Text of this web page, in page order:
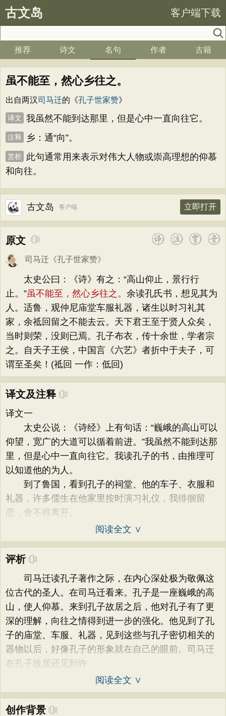
古文岛 客户端下载
推荐 诗文 名句 作者 古籍
虽不能至，然心乡往之。
出自两汉司马迁的《孔子世家赞》
译文 我虽然不能到达那里，但是心中一直向往它。
注释 乡：通“向”。
赏析
此句通常用来表示对伟大人物或崇高理想的仰慕
和向往。
古文岛 客户端 立即打开
原文
司马迁 《孔子世家赞》
太史公曰：《诗》有之：“高山仰止，景行行
止。”虽不能至，然心乡往之。 余读孔氏书，想见其为
人。适鲁，观仲尼庙堂车服礼器，诸生以时习礼其
家，余祗回留之不能去云。天下君王至于贤人众矣，
当时则荣，没则已焉。孔子布衣，传十余世，学者宗
之。自天子王侯，中国言《六艺》者折中于夫子，可
谓至圣矣！(祗回 一作：低回)
译文及注释
译文一
太史公说：《诗经》上有句话：“巍峨的高山可以
仰望，宽广的大道可以循着前进。”我虽然不能到达那
里，但是心中一直向往它。我读孔子的书，由推理可
以知道他的为人。
到了鲁国，看到孔子的祠堂、他的车子、衣服和
礼器，许多儒生在他家里按时演习礼仪，我徘徊留
恋，舍不得离开。
阅读全文 ∨
评析
司马迁读孔子著作之际，在内心深处极为敬佩这
位古代的圣人。在司马迁看来。孔子是一座巍峨的高
山，使人仰慕。来到孔子故居之后，他对孔子有了更
深的理解，向往之情得到进一步的强化。他见到了孔
子的庙堂、车服、礼器，见到这些与孔子密切相关的
器物以后，好像孔子的形象就在自己的眼前。司马迁
在孔子故居还见到许
阅读全文 ∨
创作背景